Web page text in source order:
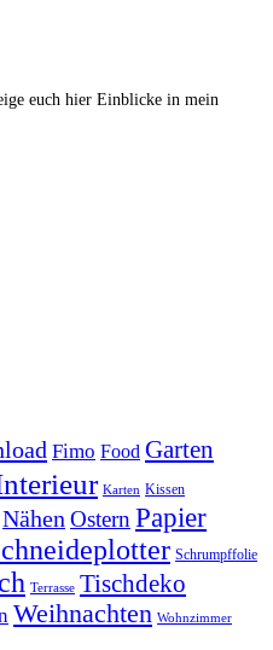
euch hier Einblicke in mein
Fimo Food Garten
Karten Kissen
Nähen Ostern Papier
Schrumpffolie
Terrasse Tischdeko
Weihnachten Wohnzimmer